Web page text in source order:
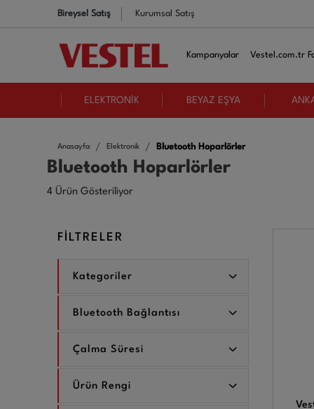
Bireysel Satış Kurumsal Satış
Kampanyalar Vestel.com.tr
ELEKTRONİK BEYAZ EŞYA
Anasayfa Elektronik Bluetooth Hoparlörler
Bluetooth Hoparlörler
4 Ürün Gösteriliyor
FİLTRELER
Kategoriler
Bluetooth Bağlantısı
Çalma Süresi
Ürün Rengi